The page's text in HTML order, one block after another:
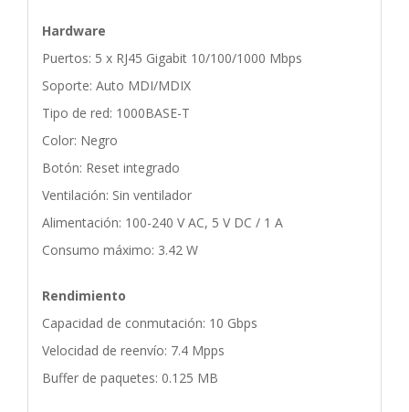
Hardware
Puertos: 5 x RJ45 Gigabit 10/100/1000 Mbps
Soporte: Auto MDI/MDIX
Tipo de red: 1000BASE-T
Color: Negro
Botón: Reset integrado
Ventilación: Sin ventilador
Alimentación: 100-240 V AC, 5 V DC / 1 A
Consumo máximo: 3.42 W
Rendimiento
Capacidad de conmutación: 10 Gbps
Velocidad de reenvío: 7.4 Mpps
Buffer de paquetes: 0.125 MB